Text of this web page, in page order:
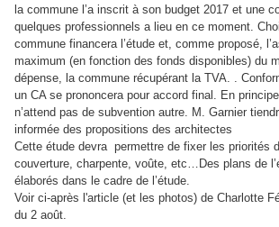
la commune l’a inscrit à son budget 2017 et une
quelques professionnels a lieu en ce moment.
commune financera l’étude et, comme proposé,
maximum (en fonction des fonds disponibles) du
dépense, la commune récupérant la TVA. .
un CA se prononcera pour accord final. En
n’attend pas de subvention autre. M. Garnier
informée des propositions des architectes
Cette étude devra permettre de fixer les priorités
couverture, charpente, voûte, etc…Des plans de
élaborés dans le cadre de l’étude.
Voir ci-après l'article (et les photos) de Charlotte
du 2 août.